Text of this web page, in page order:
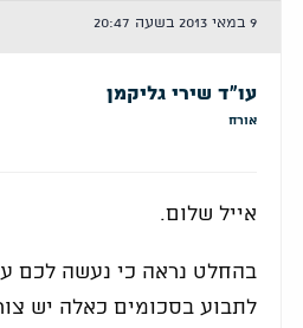
9 במאי 2013 בשעה 20:47
עו"ד שירי גליקמן
אורח
אייל שלום.
בהחלט נראה כי נעשה לכם
לתבוע בסכומים כאלה יש